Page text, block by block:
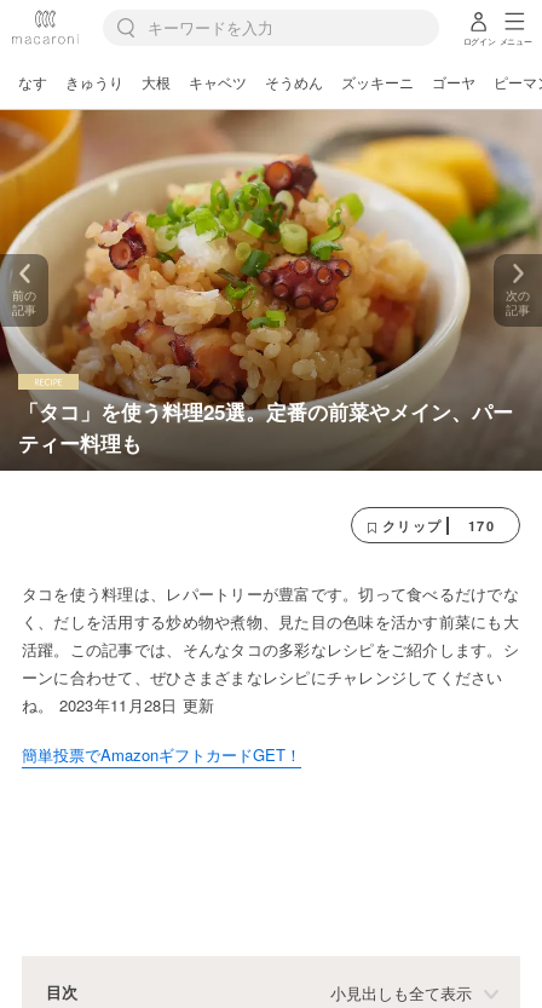
ログイン メニュー
なす きゅうり 大根 キャベツ そうめん ズッキーニ ゴーヤ ピーマ
「タコ」を使う料理25選。定番の前菜やメイン、パー
ティー料理も
前の
記事
次の
記事
クリップ 170
タコを使う料理は、レパートリーが豊富です。切って食べるだけでな
く、だしを活用する炒め物や煮物、見た目の色味を活かす前菜にも大
活躍。この記事では、そんなタコの多彩なレシピをご紹介します。シ
ーンに合わせて、ぜひさまざまなレシピにチャレンジしてください
ね。 2023年11月28日 更新
簡単投票でAmazonギフトカードGET！
目次 小見出しも全て表示